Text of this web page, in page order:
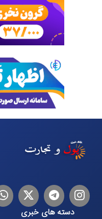
اینستاگرام
تلگرام توییتر
دسته های خبری